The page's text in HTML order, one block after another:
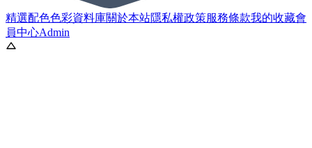
精選配色色彩資料庫關於本站隱私權政策服務條款我的收藏會
員中心Admin